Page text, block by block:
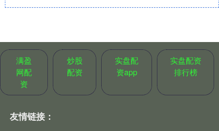
满盈
网配
资
炒股
配资
实盘配
资app
实盘配资
排行榜
友情链接：